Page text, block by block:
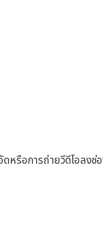
รือการถ่ายวีดีโอลงช่อ